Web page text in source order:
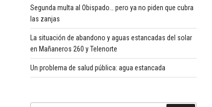
Segunda multa al Obispado… pero ya no piden que cubra
las zanjas
La situación de abandono y aguas estancadas del solar
en Mañaneros 260 y Telenorte
Un problema de salud pública: agua estancada